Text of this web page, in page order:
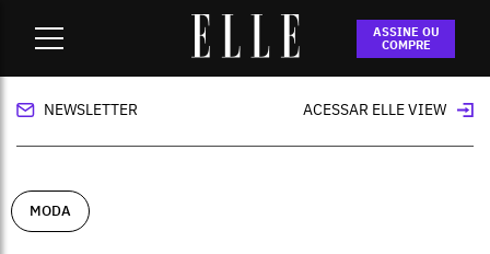
ASSINE OU
COMPRE
7 looks com blazer preto que são
ultrafashionistas
NEWSLETTER ACESSAR ELLE VIEW
MODA